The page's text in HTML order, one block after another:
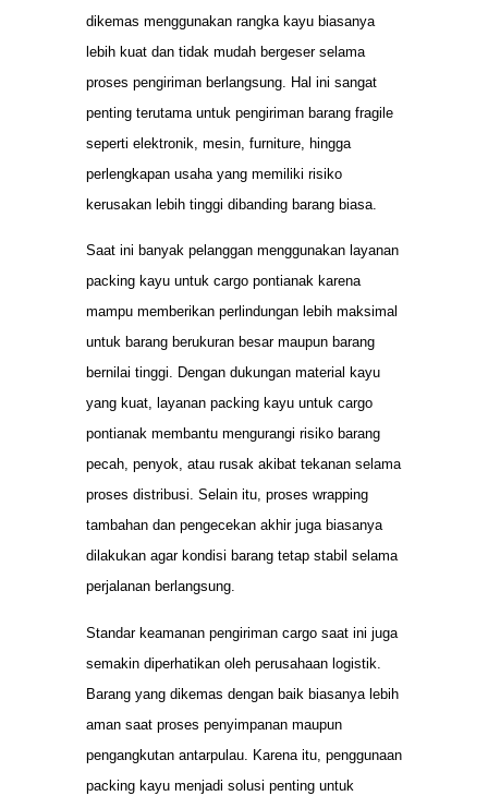
dikemas menggunakan rangka kayu biasanya
lebih kuat dan tidak mudah bergeser selama
proses pengiriman berlangsung. Hal ini sangat
penting terutama untuk pengiriman barang fragile
seperti elektronik, mesin, furniture, hingga
perlengkapan usaha yang memiliki risiko
kerusakan lebih tinggi dibanding barang biasa.
Saat ini banyak pelanggan menggunakan layanan
packing kayu untuk cargo pontianak karena
mampu memberikan perlindungan lebih maksimal
untuk barang berukuran besar maupun barang
bernilai tinggi. Dengan dukungan material kayu
yang kuat, layanan packing kayu untuk cargo
pontianak membantu mengurangi risiko barang
pecah, penyok, atau rusak akibat tekanan selama
proses distribusi. Selain itu, proses wrapping
tambahan dan pengecekan akhir juga biasanya
dilakukan agar kondisi barang tetap stabil selama
perjalanan berlangsung.
Standar keamanan pengiriman cargo saat ini juga
semakin diperhatikan oleh perusahaan logistik.
Barang yang dikemas dengan baik biasanya lebih
aman saat proses penyimpanan maupun
pengangkutan antarpulau. Karena itu, penggunaan
packing kayu menjadi solusi penting untuk